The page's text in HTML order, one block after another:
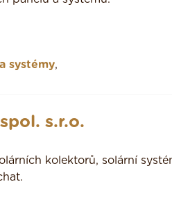
systémy,
s.r.o.
kolektorů, solární